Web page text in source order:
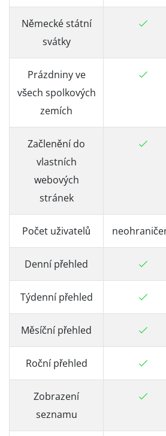
Německé státní
svátky
Prázdniny ve
všech spolkových
zemích
Začlenění do
vlastních
webových
stránek
Počet uživatelů
Denní přehled
Týdenní přehled
Měsíční přehled
Roční přehled
Zobrazení
seznamu